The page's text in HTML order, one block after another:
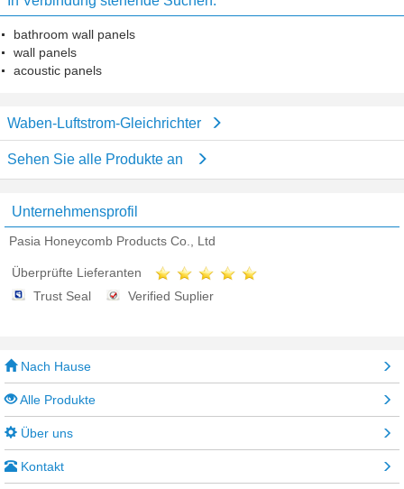
bathroom wall panels
wall panels
acoustic panels
Waben-Luftstrom-Gleichrichter
Sehen Sie alle Produkte an
Unternehmensprofil
Pasia Honeycomb Products Co., Ltd
Überprüfte Lieferanten
Trust Seal
Verified Suplier
Nach Hause
Alle Produkte
Über uns
Kontakt